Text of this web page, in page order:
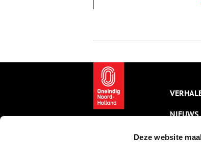
Deze website
letters DUYN WYCK. Het huis en
herinnering aan de buitenplaats
die hier ooit lag.
NIEUWS